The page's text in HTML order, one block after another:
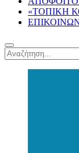
«ΤΟΠΙΚΗ